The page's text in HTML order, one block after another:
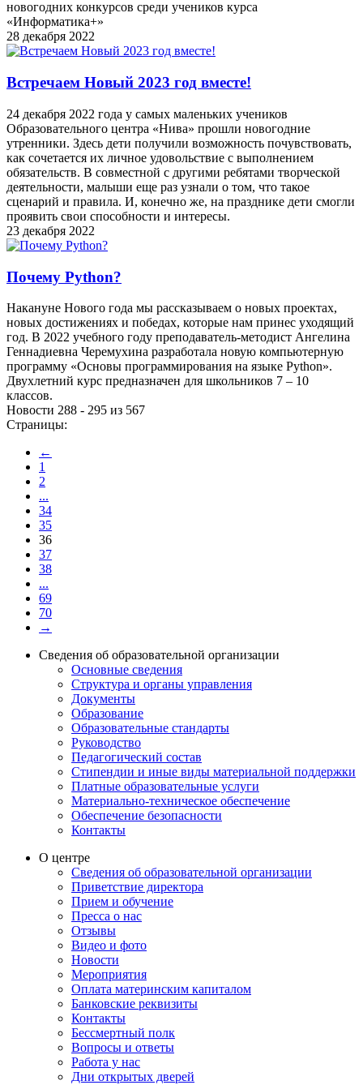
новогодних конкурсов среди учеников курса
«Информатика+»
28 декабря 2022
Встречаем Новый 2023 год вместе!
24 декабря 2022 года у самых маленьких учеников
Образовательного центра «Нива» прошли новогодние
утренники. Здесь дети получили возможность почувствовать,
как сочетается их личное удовольствие с выполнением
обязательств. В совместной с другими ребятами творческой
деятельности, малыши еще раз узнали о том, что такое
сценарий и правила. И, конечно же, на празднике дети смогли
проявить свои способности и интересы.
23 декабря 2022
Почему Python?
Накануне Нового года мы рассказываем о новых проектах,
новых достижениях и победах, которые нам принес уходящий
год. В 2022 учебного году преподаватель-методист Ангелина
Геннадиевна Черемухина разработала новую компьютерную
программу «Основы программирования на языке Python».
Двухлетний курс предназначен для школьников 7 – 10
классов.
Новости 288 - 295 из 567
Страницы:
←
1
2
...
34
35
36
37
38
...
69
70
→
Сведения об образовательной организации
Основные сведения
Структура и органы управления
Документы
Образование
Образовательные стандарты
Руководство
Педагогический состав
Стипендии и иные виды материальной поддержки
Платные образовательные услуги
Материально-техническое обеспечение
Обеспечение безопасности
Контакты
О центре
Сведения об образовательной организации
Приветствие директора
Прием и обучение
Пресса о нас
Отзывы
Видео и фото
Новости
Мероприятия
Оплата материнским капиталом
Банковские реквизиты
Контакты
Бессмертный полк
Вопросы и ответы
Работа у нас
Дни открытых дверей